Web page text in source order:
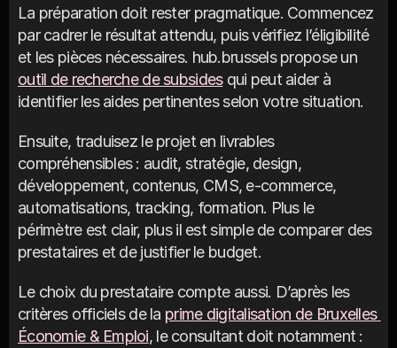
La préparation doit rester pragmatique. Commencez
par cadrer le résultat attendu, puis vérifiez l’éligibilité
outil de recherche de subsides qui peut aider à
identifier les aides pertinentes selon votre situation.
Ensuite, traduisez le projet en livrables
compréhensibles : audit, stratégie, design,
développement, contenus, CMS, e-commerce,
automatisations, tracking, formation. Plus le
périmètre est clair, plus il est simple de comparer des
prestataires et de justifier le budget.
Le choix du prestataire compte aussi. D’après les
critères officiels de la prime digitalisation de Bruxelles
Économie & Emploi, le consultant doit notamment :